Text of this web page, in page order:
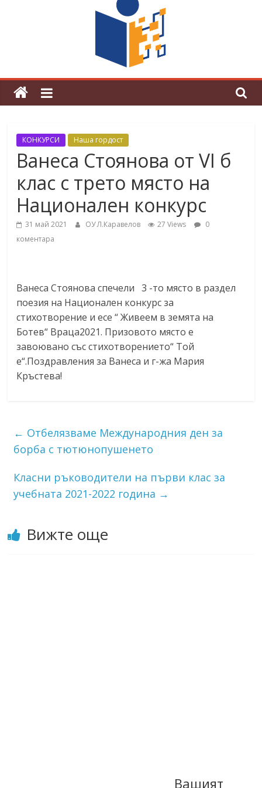
поредна награда от конкурс на
център за развитие на човешките
ресурси (ЦРЧР)
КОНКУРСИ Наша гордост
Ванеса Стоянова от VI б
клас с трето място на
Национален конкурс
31 май 2021 ОУ Л.Каравелов 27 Views
0
коментара
Ванеса Стоянова спечели 3 -то място в раздел
поезия на Национален конкурс за
стихотворение и есе “ Живеем в земята на
Ботев“ Враца2021. Призовото място е
завоювано със стихотворението“ Той
е“.Поздравления за Ванеса и г-жа Мария
Кръстева!
← Отбелязваме Международния ден за
борба с тютюнопушенето
Класни ръководители на първи клас за
учебната 2021-2022 година →
Вижте още
Вашият